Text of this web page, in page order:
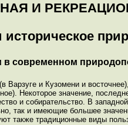
И
в современном
Варзуге и Кузомени и
Некоторое значение,
и собирательство. В
так и имеющие большее
также традиционные виды